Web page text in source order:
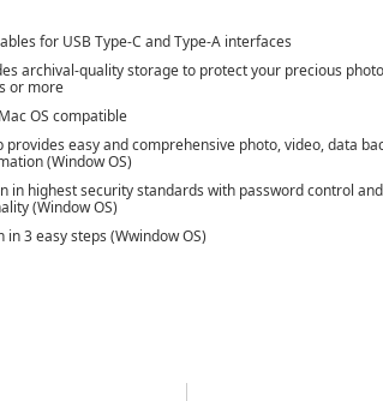
for USB Type-C and Type-A interfaces
archival-quality storage to protect your precious
or more
OS compatible
provides easy and comprehensive photo, video, data
(Window OS)
in highest security standards with password control
(Window OS)
in 3 easy steps (Wwindow OS)